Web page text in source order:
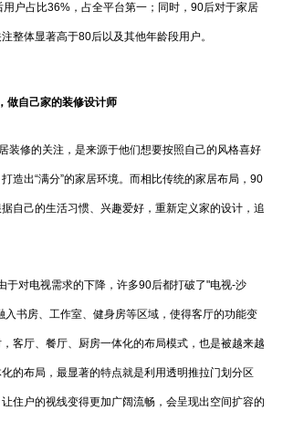
户占比36%，占全平台第一；同时，90后对于家居
整体显著高于80后以及其他年龄段用户。
自己家的装修设计师
修的关注，是来源于他们想要按照自己的风格喜好
造出“满分”的家居环境。而相比传统的家居布局，90
自己的生活习惯、兴趣爱好，重新定义家的设计，追
对电视需求的下降，许多90后都打破了"电视-沙
入书房、工作室、健身房等区域，使得客厅的功能变
客厅、餐厅、厨房一体化的布局模式，也是被越来越
的布局，最显著的特点就是利用透明推拉门划分区
住户的视线变得更加广阔流畅，会呈现出空间扩容的